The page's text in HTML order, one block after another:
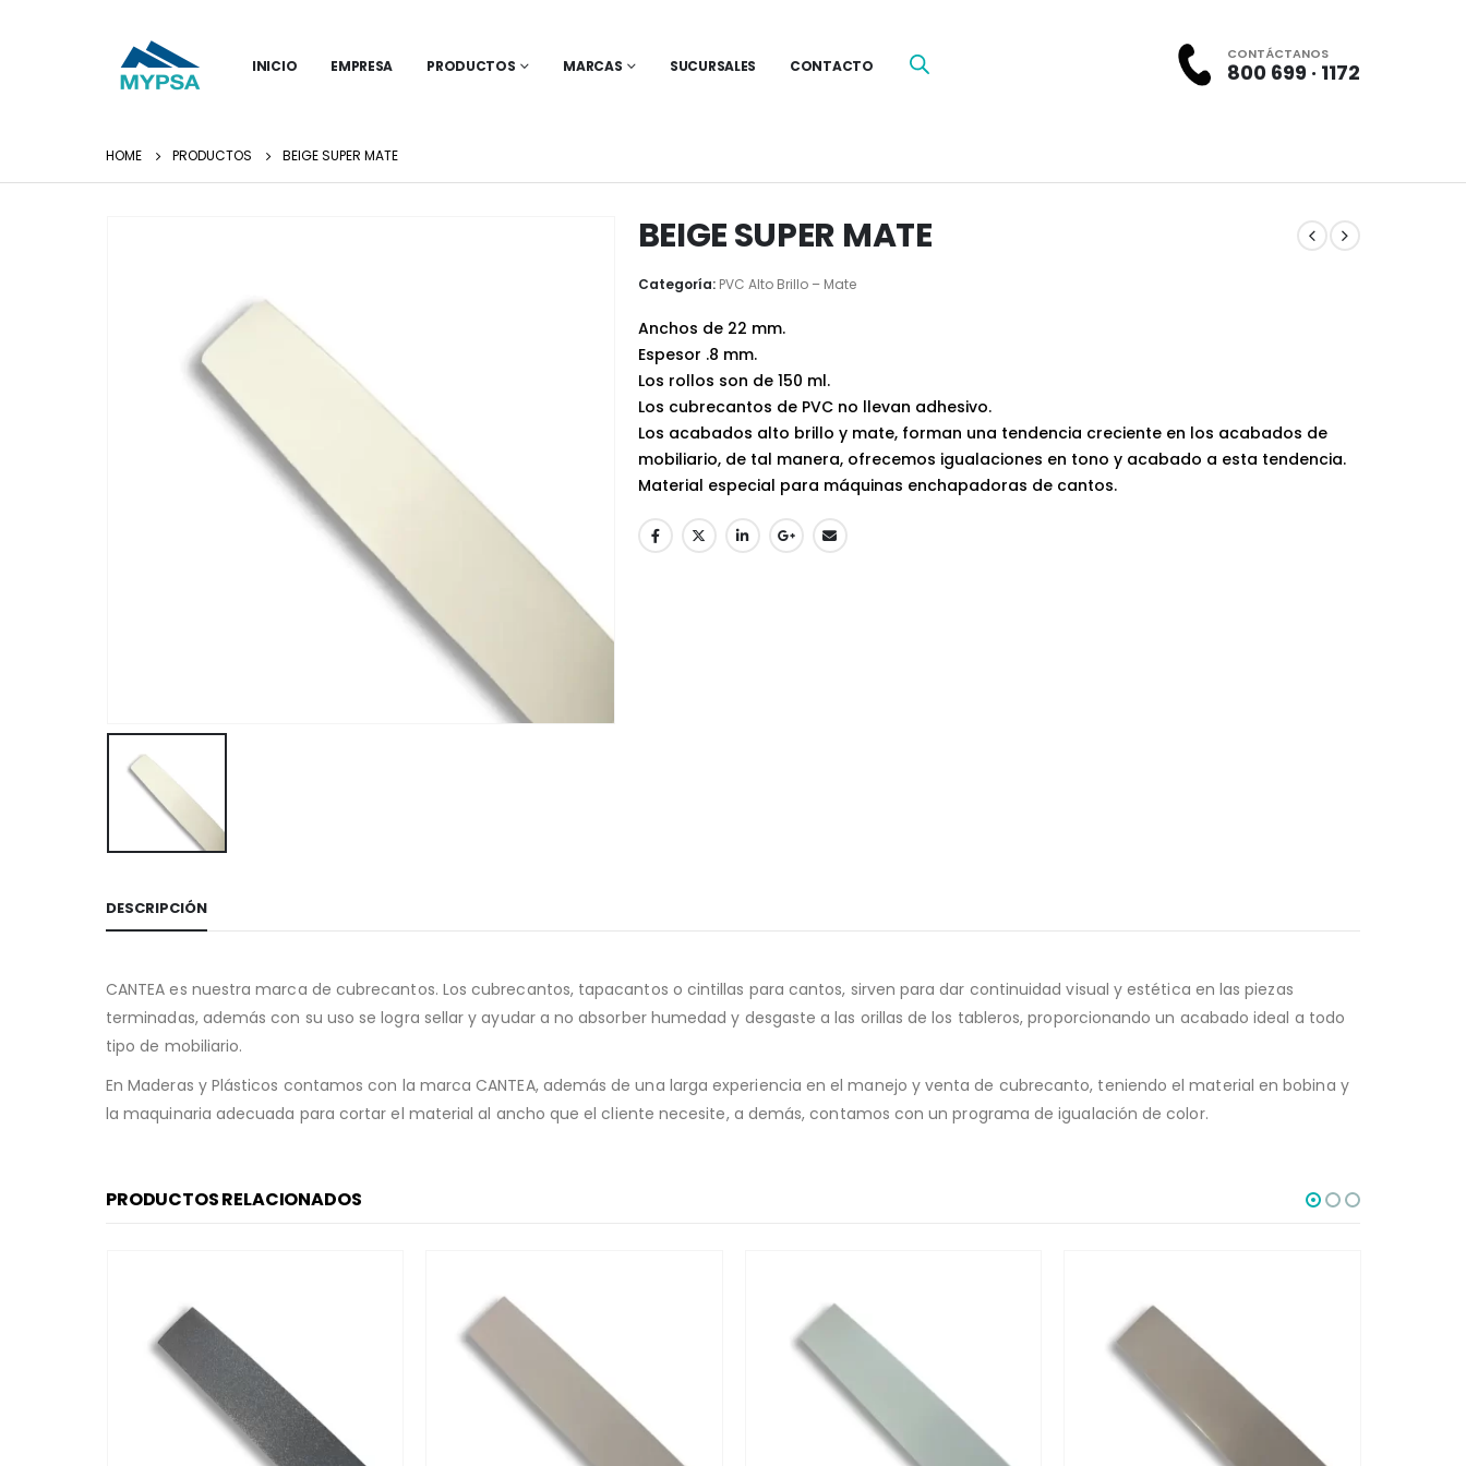
INICIO EMPRESA PRODUCTOS MARCAS SUCURSALES CONTACTO
CONTÁCTANOS
800 699 · 1172
HOME PRODUCTOS BEIGE SUPER MATE
BEIGE SUPER MATE
Categoría: PVC Alto Brillo – Mate
Anchos de 22 mm.
Espesor .8 mm.
Los rollos son de 150 ml.
Los cubrecantos de PVC no llevan adhesivo.
Los acabados alto brillo y mate, forman una tendencia creciente en los acabados de
mobiliario, de tal manera, ofrecemos igualaciones en tono y acabado a esta tendencia.
Material especial para máquinas enchapadoras de cantos.
DESCRIPCIÓN
CANTEA es nuestra marca de cubrecantos. Los cubrecantos, tapacantos o cintillas para cantos, sirven para dar continuidad visual y estética en las piezas
terminadas, además con su uso se logra sellar y ayudar a no absorber humedad y desgaste a las orillas de los tableros, proporcionando un acabado ideal a todo
tipo de mobiliario.
En Maderas y Plásticos contamos con la marca CANTEA, además de una larga experiencia en el manejo y venta de cubrecanto, teniendo el material en bobina y
la maquinaria adecuada para cortar el material al ancho que el cliente necesite, a demás, contamos con un programa de igualación de color.
PRODUCTOS RELACIONADOS